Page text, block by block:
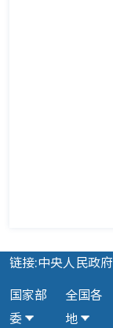
链接:中央人民政府
国家部
委
全国各
地